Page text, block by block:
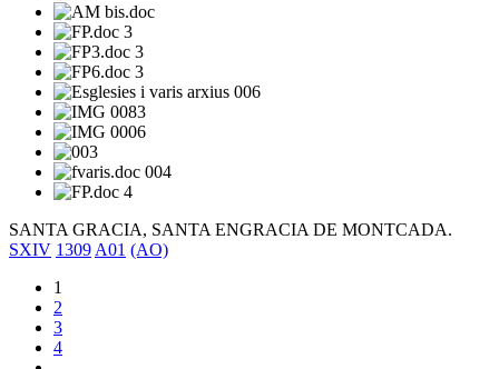
SANTA GRACIA, SANTA ENGRACIA DE MONTCADA.
SXIV 1309 A01 (AO)
1
2
3
4